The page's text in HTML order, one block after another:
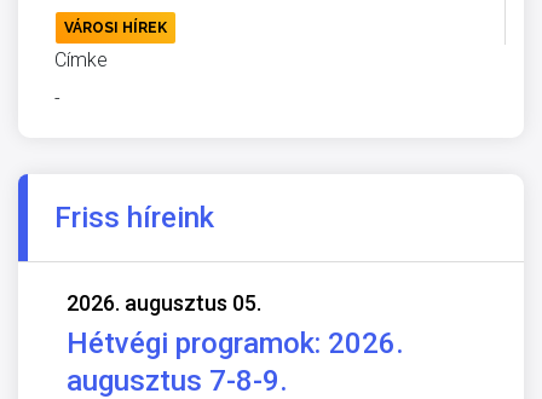
VÁROSI HÍREK
Címke
-
Friss híreink
2026. augusztus 05.
Hétvégi programok: 2026.
augusztus 7-8-9.